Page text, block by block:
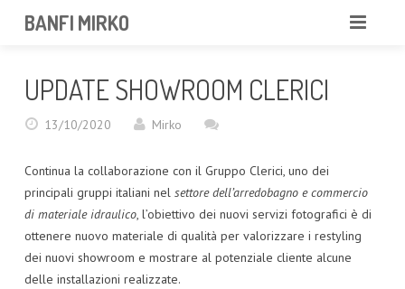
BANFI MIRKO
PORTFOLIO
SERVIZI
NEWS
UPDATE SHOWROOM CLERICI
13/10/2020 Mirko
Continua la collaborazione con il Gruppo Clerici, uno dei
principali gruppi italiani nel settore dell’arredobagno e commercio
di materiale idraulico, l’obiettivo dei nuovi servizi fotografici è di
ottenere nuovo materiale di qualità per valorizzare i restyling
dei nuovi showroom e mostrare al potenziale cliente alcune
delle installazioni realizzate.